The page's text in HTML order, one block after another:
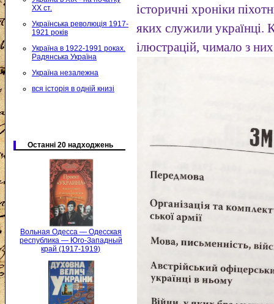
XX ст.
Українська революція 1917-
1921 років
Україна в 1922-1991 роках.
Радянська Україна
Україна незалежна
вся історія в одній книзі
Останні 20 надходжень
Вольная Одесса — Одесская
республика — Юго-Западный
край (1917-1919)
історичні хроніки
яких служили українці.
ілюстрацій, чимало з